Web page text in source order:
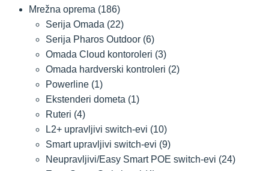
Mrežna oprema (186)
Serija Omada (22)
Serija Pharos Outdoor (6)
Omada Cloud kontoroleri (3)
Omada hardverski kontroleri (2)
Powerline (1)
Ekstenderi dometa (1)
Ruteri (4)
L2+ upravljivi switch-evi (10)
Smart upravljivi switch-evi (9)
Neupravljivi/Easy Smart POE switch-evi (24)